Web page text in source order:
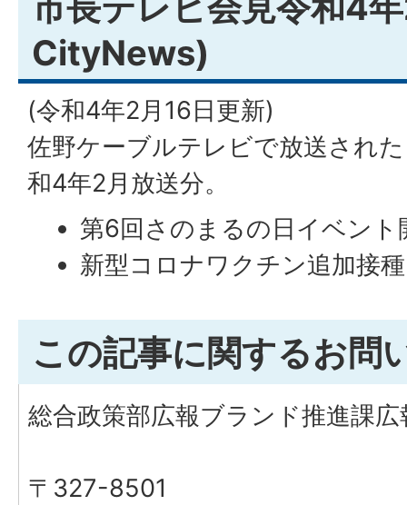
CityNews)
(令和4年2月16日更新)
佐野ケーブルテレビで放送され
和4年2月放送分。
第6回さのまるの日イベント
新型コロナワクチン追加接
この記事に関するお問
総合政策部広報ブランド推進課
〒327-8501